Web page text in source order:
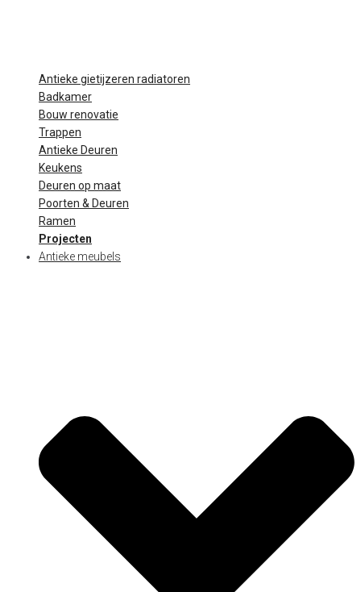
Antieke gietijzeren radiatoren
Badkamer
Bouw renovatie
Trappen
Antieke Deuren
Keukens
Deuren op maat
Poorten & Deuren
Ramen
Projecten
Antieke meubels